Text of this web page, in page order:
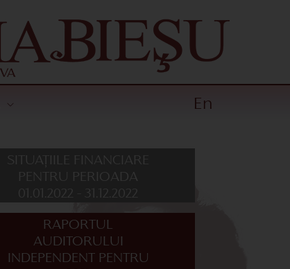
En
SITUAȚIILE FINANCIARE
PENTRU PERIOADA
01.01.2022 - 31.12.2022
RAPORTUL
AUDITORULUI
INDEPENDENT PENTRU